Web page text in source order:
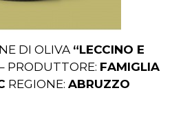
DI OLIVA “LECCINO E
PRODUTTORE: FAMIGLIA
REGIONE: ABRUZZO